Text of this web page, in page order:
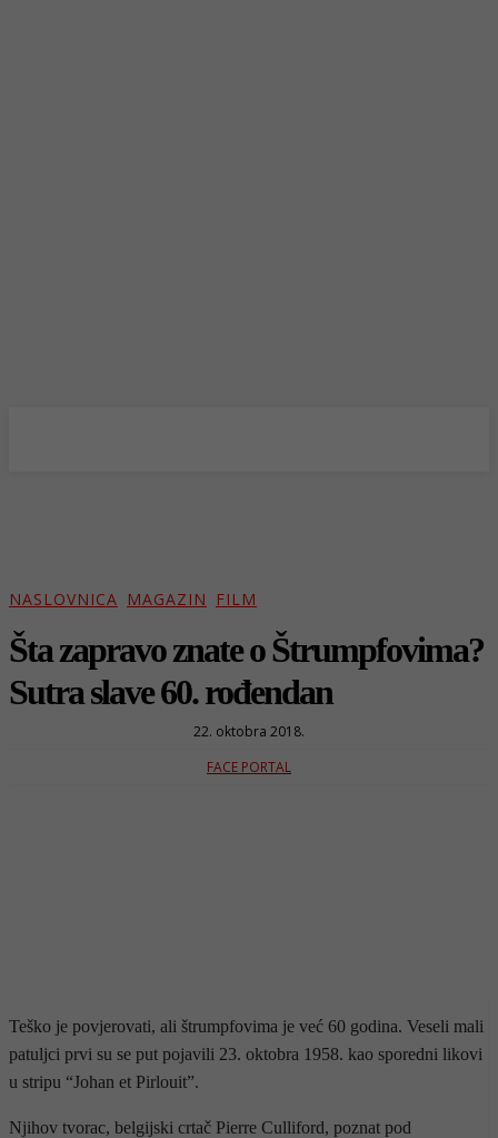
NASLOVNICA MAGAZIN FILM
Šta zapravo znate o Štrumpfovima?
Sutra slave 60. rođendan
22. oktobra 2018.
FACE PORTAL
Teško je povjerovati, ali štrumpfovima je već 60 godina. Veseli mali
patuljci prvi su se put pojavili 23. oktobra 1958. kao sporedni likovi
u stripu “Johan et Pirlouit”.
Njihov tvorac, belgijski crtač Pierre Culliford, poznat pod